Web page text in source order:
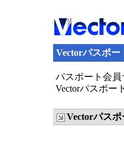
Vectorパスポー
パスポート会
Vectorパスポー
Vectorパス